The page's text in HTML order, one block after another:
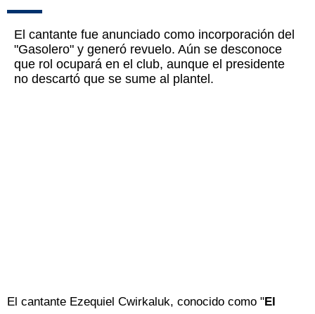
El cantante fue anunciado como incorporación del
"Gasolero" y generó revuelo. Aún se desconoce
que rol ocupará en el club, aunque el presidente
no descartó que se sume al plantel.
El cantante Ezequiel Cwirkaluk, conocido como "El